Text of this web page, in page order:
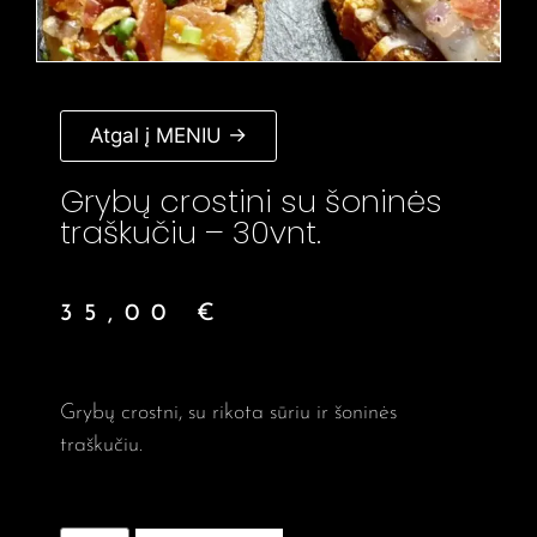
Atgal į MENIU →
Grybų crostini su šoninės
traškučiu – 30vnt.
35,00 €
Grybų crostni, su rikota sūriu ir šoninės
traškučiu.